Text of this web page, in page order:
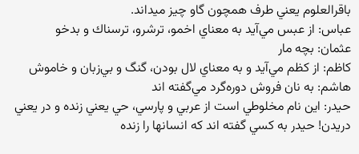
باقرالعلوم يعني طرف همچون گاو چيز ميداند.
عباس: از عبس مي‌آيد به معناي اخمو، ترشرو، ترسناك و بدخو
عثمان: بچه مار
كاظم: از كظم مي‌آيد و به معناي لال بودن، گنگ و بي‌زبان و خاموش
هاشم: به نان فروش دوره‌گرد مي‌گفته اند
حيدر: اين نام مخلوطي است از عربي و پارسي، حي يعني زنده و در يعني
دريدن! حيدر به كسي گفته اند كه انسانها را زنده